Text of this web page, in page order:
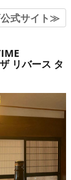
式サイト≫
リバース タ